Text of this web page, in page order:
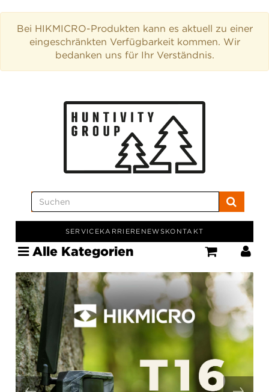
Bei HIKMICRO-Produkten kann es aktuell zu einer
eingeschränkten Verfügbarkeit kommen. Wir
bedanken uns für Ihr Verständnis.
SERVICEKARRIERE NEWSKONTAKT
Alle Kategorien